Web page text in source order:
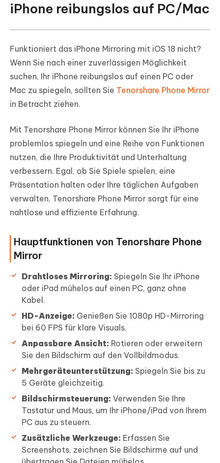
iPhone reibungslos auf PC/Mac
Funktioniert das iPhone Mirroring mit iOS 18 nicht?
Wenn Sie nach einer zuverlässigen Möglichkeit
suchen, Ihr iPhone reibungslos auf einen PC oder
Mac zu spiegeln, sollten Sie Tenorshare Phone Mirror
in Betracht ziehen.
Mit Tenorshare Phone Mirror können Sie Ihr iPhone
problemlos spiegeln und eine Reihe von Funktionen
nutzen, die Ihre Produktivität und Unterhaltung
verbessern. Egal, ob Sie Spiele spielen, eine
Präsentation halten oder Ihre täglichen Aufgaben
verwalten, Tenorshare Phone Mirror sorgt für eine
nahtlose und effiziente Erfahrung.
Hauptfunktionen von Tenorshare Phone
Mirror
Drahtloses Mirroring: Spiegeln Sie Ihr iPhone
oder iPad mühelos auf einen PC, ganz ohne
Kabel.
HD-Anzeige: Genießen Sie 1080p HD-Mirroring
bei 60 FPS für klare Visuals.
Anpassbare Ansicht: Rotieren oder erweitern
Sie den Bildschirm auf den Vollbildmodus.
Mehrgeräteunterstützung: Spiegeln Sie bis zu
5 Geräte gleichzeitig.
Bildschirmsteuerung: Verwenden Sie Ihre
Tastatur und Maus, um Ihr iPhone/iPad von Ihrem
PC aus zu steuern.
Zusätzliche Werkzeuge: Erfassen Sie
Screenshots, zeichnen Sie Bildschirme auf und